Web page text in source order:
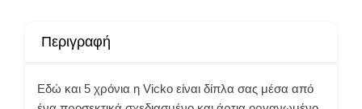
Περιγραφή
Εδώ και 5 χρόνια η Vicko είναι δίπλα σας μέσα από